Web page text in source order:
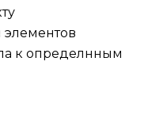
к определнным